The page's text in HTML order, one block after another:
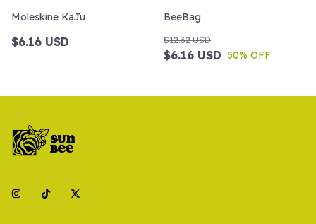
Moleskine KaJu
$6.16 USD
BeeBag
$6.16 USD
$12.32 USD
50% OFF